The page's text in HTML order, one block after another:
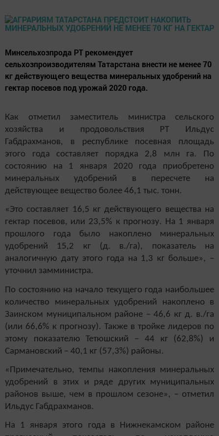
Минсельхозпрода РТ рекомендует
сельхозпроизводителям Татарстана внести не менее 70
кг действующего вещества минеральных удобрений на
гектар посевов под урожай 2020 года.
Как отметил заместитель министра сельского
хозяйства и продовольствия РТ Ильдус
Габдрахманов, в республике посевная площадь
этого года составляет порядка 2,8 млн га. По
состоянию на 1 января 2020 года приобретено
минеральных удобрений в пересчете на
действующее вещество более 46,1 тыс. тонн.
«Это составляет 16,5 кг действующего вещества на
гектар посевов, или 23,5% к прогнозу. На 1 января
прошлого года было накоплено минеральных
удобрений 15,2 кг (д. в./га), показатель на
аналогичную дату этого года на 1,3 кг больше», –
уточнил замминистра.
По состоянию на начало текущего года наибольшее
количество минеральных удобрений накоплено в
Заинском муниципальном районе – 46,6 кг д. в./га
(или 66,6% к прогнозу). Также в тройке лидеров по
этому показателю Тетюшский – 44 кг (62,8%) и
Сармановский – 40,1 кг (57,3%) районы.
«Примечательно, темпы накопления минеральных
удобрений в этих и ряде других муниципальных
районов выше, чем в прошлом сезоне», – отметил
Ильдус Габдрахманов.
На 1 января этого года в Нижнекамском районе